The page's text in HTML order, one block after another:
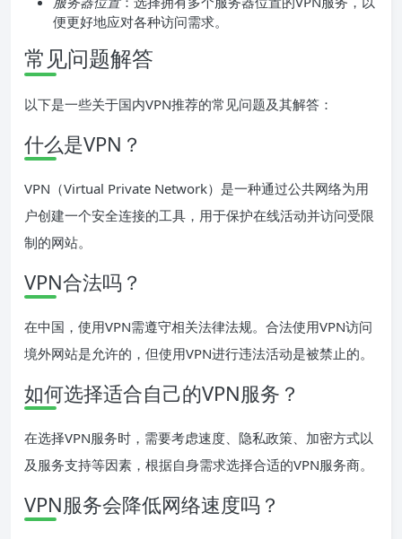
便更好地应对各种访问需求。
常见问题解答
以下是一些关于国内VPN推荐的常见问题及其解答：
什么是VPN？
VPN（Virtual Private Network）是一种通过公共网络为用
户创建一个安全连接的工具，用于保护在线活动并访问受限
制的网站。
VPN合法吗？
在中国，使用VPN需遵守相关法律法规。合法使用VPN访问
境外网站是允许的，但使用VPN进行违法活动是被禁止的。
如何选择适合自己的VPN服务？
在选择VPN服务时，需要考虑速度、隐私政策、加密方式以
及服务支持等因素，根据自身需求选择合适的VPN服务商。
VPN服务会降低网络速度吗？